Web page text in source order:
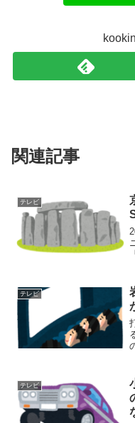
関連記事
テレビ
テレビ
テレビ